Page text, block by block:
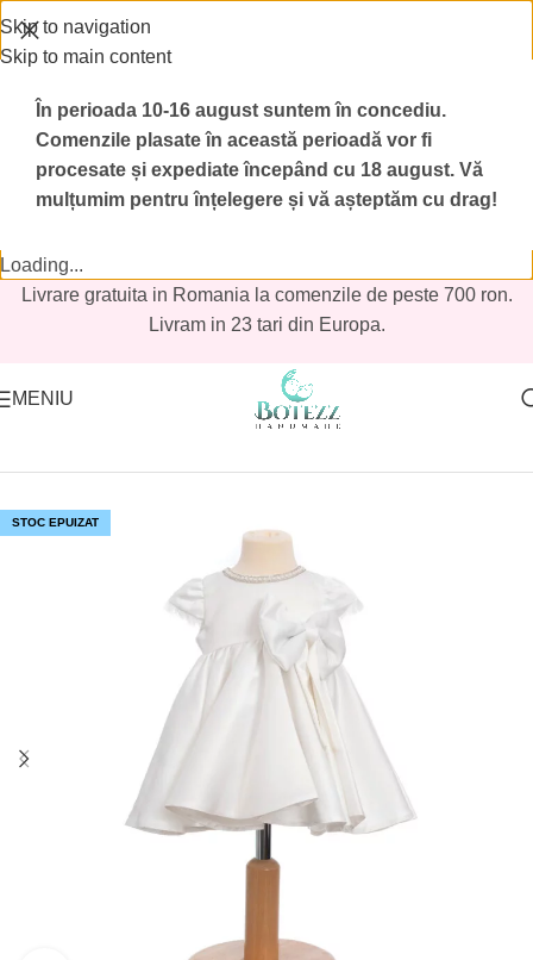
În perioada 10-16 august suntem în concediu.
Comenzile plasate în această perioadă vor fi
procesate și expediate începând cu 18 august. Vă
mulțumim pentru înțelegere și vă așteptăm cu drag!
Loading...
Skip to navigation
Skip to main content
Livrare gratuita in Romania la comenzile de peste 700 ron.
Livram in 23 tari din Europa.
MENIU
Reduceri botez/Reduceri botez fetite
STOC EPUIZAT